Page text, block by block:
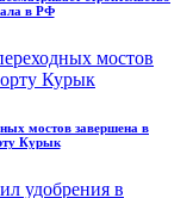
в РФ
мостов завершена в
Курык